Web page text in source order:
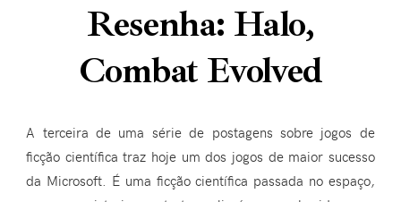
Resenha: Halo,
Combat Evolved
A terceira de uma série de postagens sobre jogos de
ficção científica traz hoje um dos jogos de maior sucesso
da Microsoft. É uma ficção científica passada no espaço,